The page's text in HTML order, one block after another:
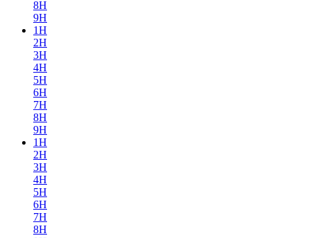
8H
9H
1H
2H
3H
4H
5H
6H
7H
8H
9H
1H
2H
3H
4H
5H
6H
7H
8H